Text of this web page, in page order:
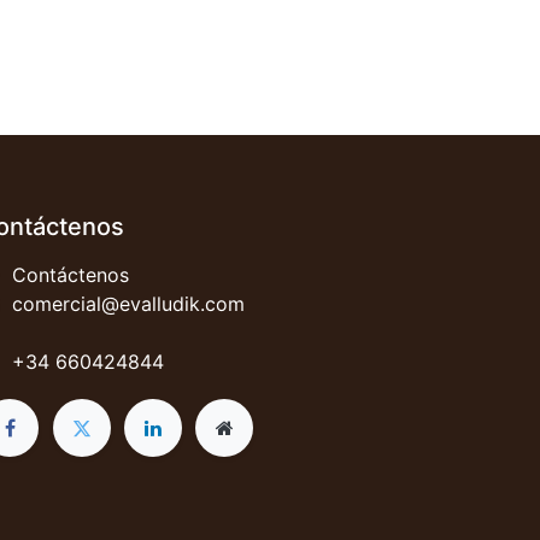
Contáctenos
comercial@evalludik.com
+34 660424844